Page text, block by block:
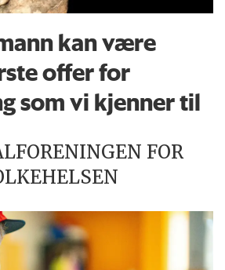
kan være
offer for
som vi kjenner til
FOR